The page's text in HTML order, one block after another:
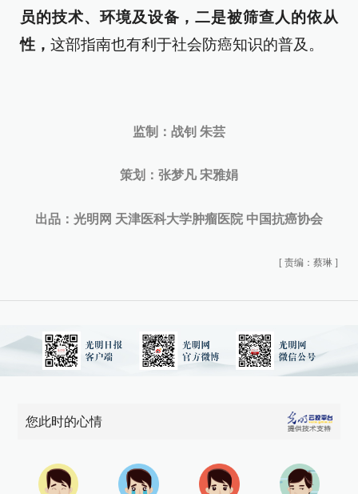
员的技术、环境及设备，二是被筛查人的依从
性， 这部指南也有利于社会防癌知识的普及。
监制：战钊 朱芸
策划 ：张梦凡 宋雅娟
出品： 光明网 天津医科大学肿瘤医院 中国抗癌协会
[ 责编：蔡琳 ]
您此时的心情